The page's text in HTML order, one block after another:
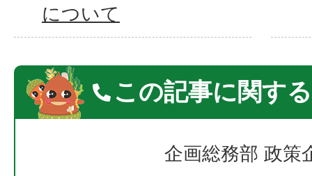
について
この記事に関す
企画総務部 政策